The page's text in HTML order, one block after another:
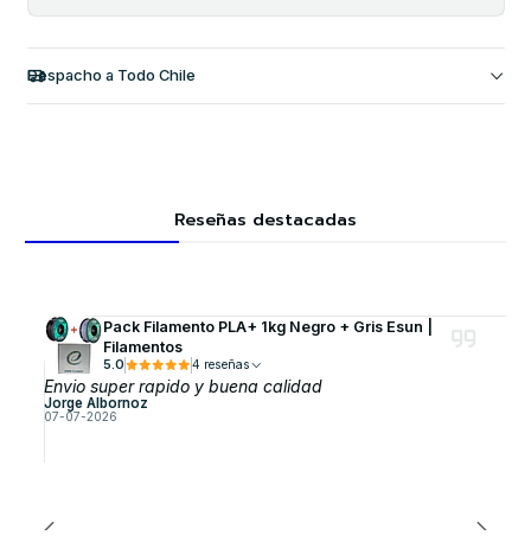
Despacho a Todo Chile
Reseñas destacadas
Pack Filamento PLA+ 1kg Negro + Gris Esun |
Filamentos
5.0 4 reseñas
Envio super rapido y buena calidad
Jorge Albornoz
07-07-2026